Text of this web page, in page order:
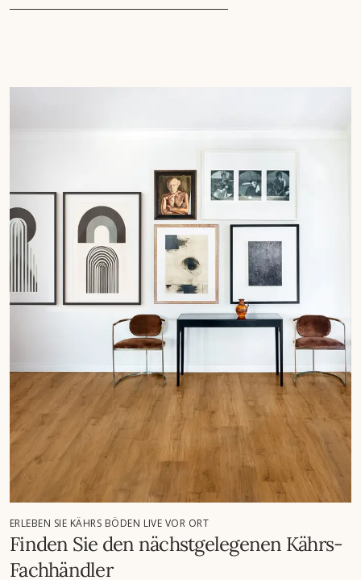
ERLEBEN SIE KÄHRS BÖDEN LIVE VOR ORT
Finden Sie den nächstgelegenen Kährs-
Fachhändler